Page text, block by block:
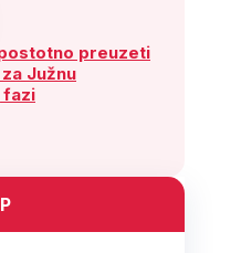
preuzeti
Južnu
fazi